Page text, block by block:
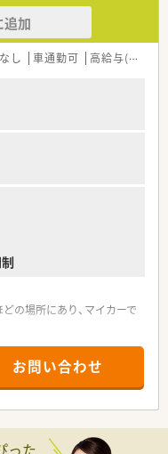
追加
し 車通勤可 高給与(600万円以上)
の場所にあり、マイカーで
1日50枚から60枚の処方
として、店舗を担ってくだ
お問い合わせ